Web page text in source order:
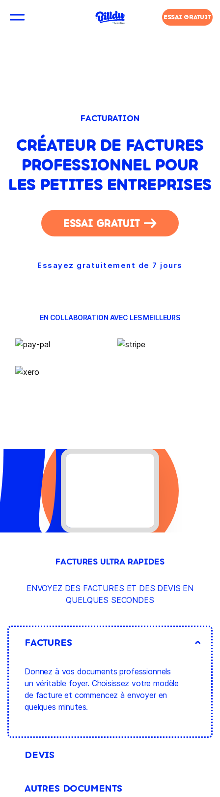
ESSAI GRATUIT
FACTURATION
CRÉATEUR DE FACTURES
PROFESSIONNEL POUR
LES PETITES ENTREPRISES
ESSAI GRATUIT
Essayez gratuitement de 7 jours
EN COLLABORATION AVEC LES MEILLEURS
FACTURES ULTRA RAPIDES
ENVOYEZ DES FACTURES ET DES DEVIS EN
QUELQUES SECONDES
FACTURES
Donnez à vos documents professionnels
un véritable foyer. Choisissez votre modèle
de facture et commencez à envoyer en
quelques minutes.
DEVIS
AUTRES DOCUMENTS